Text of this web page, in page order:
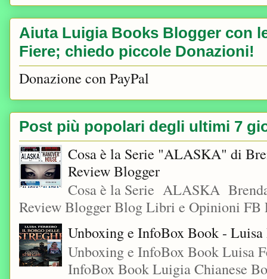
Aiuta Luigia Books Blogger con
Fiere; chiedo piccole Donazioni!
Donazione con PayPal
Post più popolari degli ultimi 7
Cosa è la Serie "ALASKA" di
Review Blogger
Cosa è la Serie ALASKA
Review Blogger Blog Libri e Opinioni
Unboxing e InfoBox Book -
Unboxing e InfoBox Book Luisa
InfoBox Book Luigia Chianese